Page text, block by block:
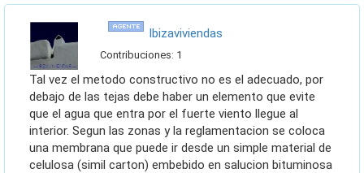
ibizaviviendas
Contribuciones: 1
Tal vez el metodo constructivo no es el adecuado, por
debajo de las tejas debe haber un elemento que evite
que el agua que entra por el fuerte viento llegue al
interior. Segun las zonas y la reglamentacion se coloca
una membrana que puede ir desde un simple material de
celulosa (simil carton) embebido en salucion bituminosa